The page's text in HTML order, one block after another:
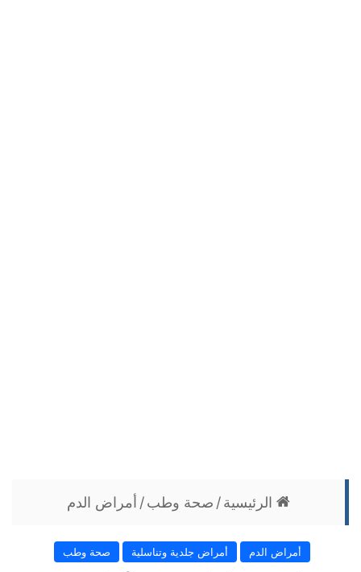
الرئيسية/ صحة وطب/ أمراض الدم
أمراض الدم أمراض جلدية وتناسلية صحة وطب